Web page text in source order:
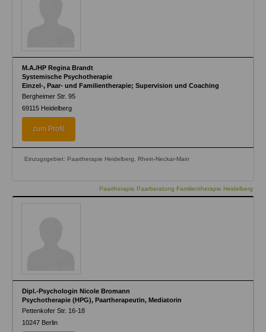
M.A./HP Regina Brandt
Systemische Psychotherapie
Einzel-, Paar- und Familientherapie; Supervision und Coaching
Bergheimer Str. 95
69115 Heidelberg
zum Profil
Einzugsgebiet: Paartherapie Heidelberg, Rhein-Neckar-Main
Paartherapie Paarberatung Familientherapie Heidelberg
Dipl.-Psychologin Nicole Bromann
Psychotherapie (HPG), Paartherapeutin, Mediatorin
Pettenkofer Str. 16-18
10247 Berlin